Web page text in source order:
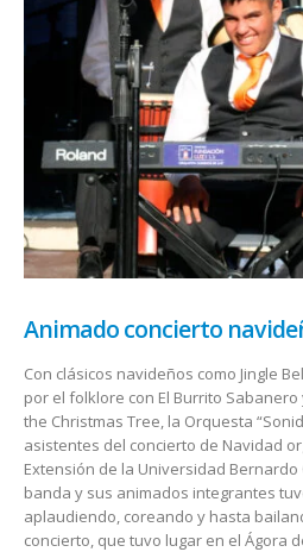
Animado concierto
Con clásicos navideños como Jingle
por el folklore con El Burrito Sabanero
the Christmas Tree, la Orquesta
asistentes del concierto de Navidad
Extensión de la Universidad Bernardo
banda y sus animados integrantes
aplaudiendo, coreando y hasta
concierto, que tuvo lugar en el Ágora